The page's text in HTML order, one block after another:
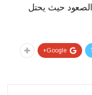
حيث يحتل
Google+